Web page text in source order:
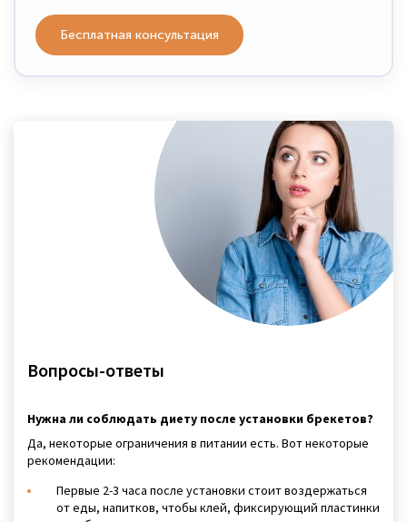
Бесплатная консультация
Вопросы-ответы
Нужна ли соблюдать диету после установки брекетов?
Да, некоторые ограничения в питании есть. Вот некоторые
рекомендации:
Первые 2-3 часа после установки стоит воздержаться
от еды, напитков, чтобы клей, фиксирующий пластинки